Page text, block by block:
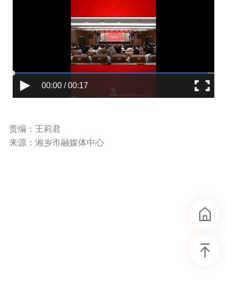
00:00 / 00:17
责编：王莉君
来源：湘乡市融媒体中心